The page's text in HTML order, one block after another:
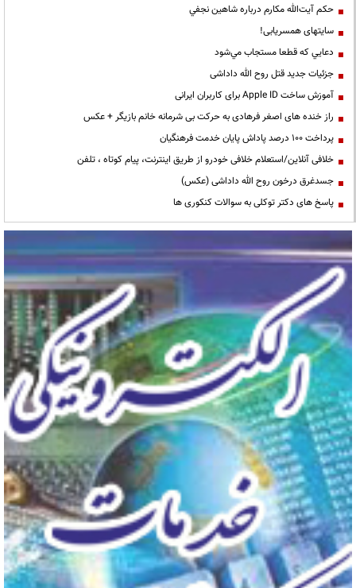
حكم آيت‌الله مكارم درباره شاهين نجفي
سایتهای همسریابی!
دعايي كه قطعا مستجاب مي‌شود
جزئیات جدید قتل روح الله داداشی
آموزش ساخت Apple ID برای کاربران ایرانی
راز خنده های اصغر فرهادی به حرکت بی شرمانه خانم بازیگر + عکس
پرداخت ۱۰۰ درصد پاداش پایان خدمت فرهنگیان
خلافی آنلاین/استعلام خلافی خودرو از طریق اینترنت، پیام کوتاه ، تلفن
جسدغرق درخون روح الله داداشی (عکس)
پاسخ های دکتر توکلی به سوالات کنکوری ها